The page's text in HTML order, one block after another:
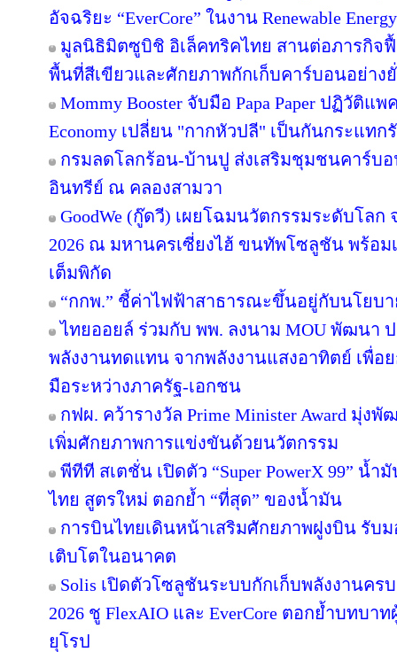
อัจฉริยะ “EverCore” ในงาน Renewable
มูลนิธิมิตซูบิชิ อิเล็คทริคไทย สานต่อภารกิ
พื้นที่สีเขียวและศักยภาพกักเก็บคาร์บอนอย่าง
Mommy Booster จับมือ Papa Paper ปฏิวัติแ
Economy เปลี่ยน "กากหัวปลี" เป็นกันกระแทก
กรมลดโลกร้อน-บ้านปู ส่งเสริมชุมชนคาร์บ
อินทรีย์ ณ คลองสามวา
GoodWe (กู๊ดวี) เผยโฉมนวัตกรรมระดับโลก
2026 ณ มหานครเซี่ยงไฮ้ ขนทัพโซลูชัน พร้อ
เต็มพิกัด
“กกพ.” ชี้ค่าไฟฟ้าสาธารณะขึ้นอยู่กับนโยบา
ไทยออยล์ ร่วมกับ พพ. ลงนาม MOU พัฒนา
พลังงานทดแทน จากพลังงานแสงอาทิตย์ เพื่อ
มือระหว่างภาครัฐ-เอกชน
กฟผ. คว้ารางวัล Prime Minister Award มุ่ง
เพิ่มศักยภาพการแข่งขันด้วยนวัตกรรม
พีทีที สเตชั่น เปิดตัว “Super PowerX 99” น้
ไทย สูตรใหม่ ตอกย้ำ “ที่สุด” ของน้ำมัน
การบินไทยเดินหน้าเสริมศักยภาพฝูงบิน รับม
เติบโตในอนาคต
Solis เปิดตัวโซลูชันระบบกักเก็บพลังงานครบ
2026 ชู FlexAIO และ EverCore ตอกย้ำบทบา
ยุโรป